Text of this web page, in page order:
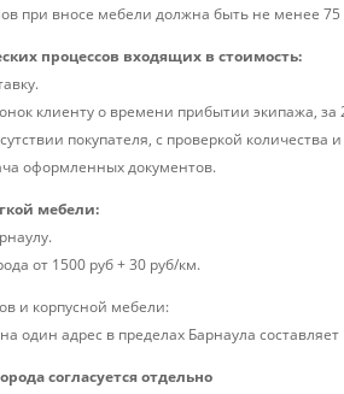
при вносе мебели должна быть не менее 75
процессов входящих в стоимость:
клиенту о времени прибытии экипажа, за
покупателя, с проверкой количества
оформленных документов.
мебели:
от 1500 руб + 30 руб/км.
и корпусной мебели:
один адрес в пределах Барнаула
согласуется отдельно